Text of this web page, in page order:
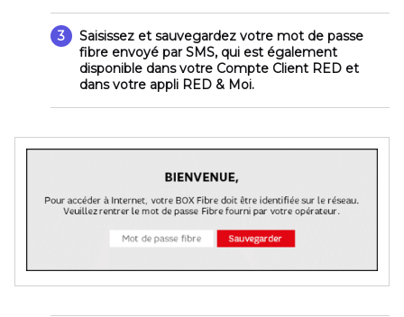
3 Saisissez et sauvegardez votre mot de passe
fibre envoyé par SMS, qui est également
disponible dans votre Compte Client RED et
dans votre appli RED & Moi.